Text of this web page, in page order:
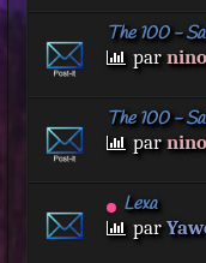
The 100 -
par
The 100 -
par
Lexa
par